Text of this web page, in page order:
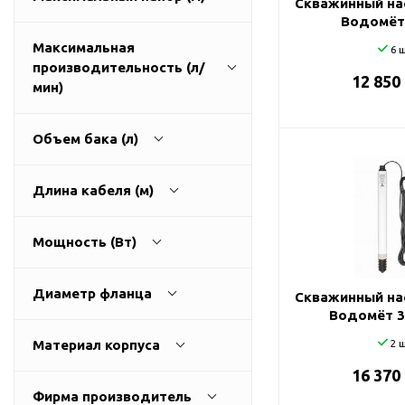
Циркуляционные
насосы фланцевые
Насосы для повышения
Рециркуляционные
Циркуляционные
Колодезные насосы
бассейна
Насосы и оборудование
1
Максимальная
производительность (л/
мин)
Объем бака (л)
Длина кабеля (м)
Мощность (Вт)
Диаметр фланца
40
Материал корпуса
Фирма производитель
Скважинный
6
12 850
Скважинный
Водомёт
2
16 370